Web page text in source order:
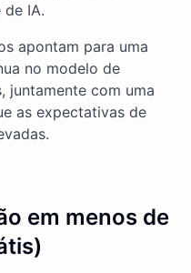
de IA.
apontam para uma
no modelo de
juntamente com uma
as expectativas de
em menos de